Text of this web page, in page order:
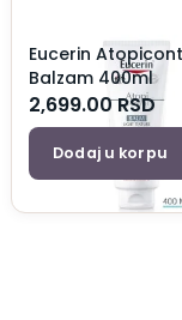
Eucerin
Balzam 400ml
2,699.00RSD
Dodaj u korpu